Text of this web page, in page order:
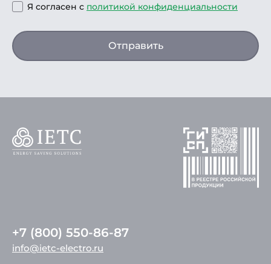
Я согласен с политикой конфиденциальности
Отправить
+7 (800) 550-86-87
info@ietc-electro.ru